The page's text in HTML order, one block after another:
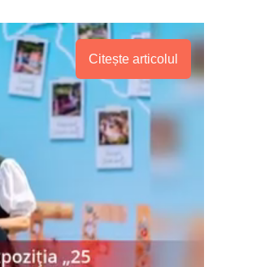
PRESShub
Despre noi / Echipa
Proiecte editoriale
Citește articolul